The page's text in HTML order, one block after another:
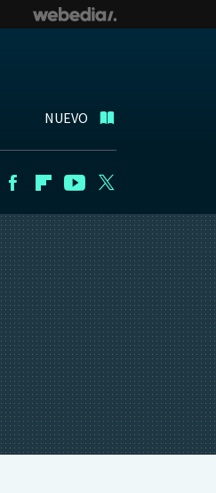
NUEVO
InstagramFacebookFlipboard
Youtube